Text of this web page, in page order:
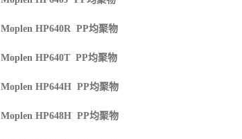
Moplen HP640R PP均聚物
Moplen HP640T PP均聚物
Moplen HP644H PP均聚物
Moplen HP648H PP均聚物